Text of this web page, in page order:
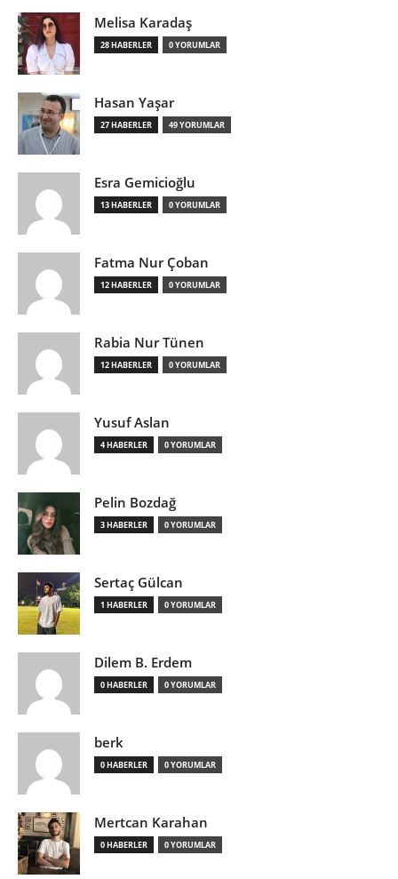
Melisa Karadaş
28 HABERLER 0 YORUMLAR
Hasan Yaşar
27 HABERLER 49 YORUMLAR
Esra Gemicioğlu
13 HABERLER 0 YORUMLAR
Fatma Nur Çoban
12 HABERLER 0 YORUMLAR
Rabia Nur Tünen
12 HABERLER 0 YORUMLAR
Yusuf Aslan
4 HABERLER 0 YORUMLAR
Pelin Bozdağ
3 HABERLER 0 YORUMLAR
Sertaç Gülcan
1 HABERLER 0 YORUMLAR
Dilem B. Erdem
0 HABERLER 0 YORUMLAR
berk
0 HABERLER 0 YORUMLAR
Mertcan Karahan
0 HABERLER 0 YORUMLAR